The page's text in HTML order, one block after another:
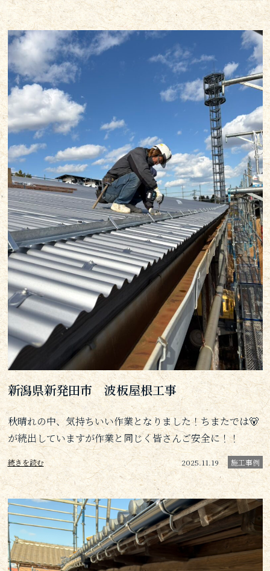
新潟県新発田市 波板屋根工事
秋晴れの中、気持ちいい作業となりました！ちまたでは🐻
が続出していますが作業と同じく皆さんご安全に！！
続きを読む 2025.11.19 施工事例